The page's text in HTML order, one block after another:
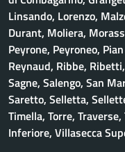
Linsando, Lorenzo,
Durant, Moliera,
Peyrone, Peyroneo,
Reynaud, Ribbe,
Sagne, Salengo, San
Saretto, Selletta,
Timella, Torre,
Inferiore, Villasecca